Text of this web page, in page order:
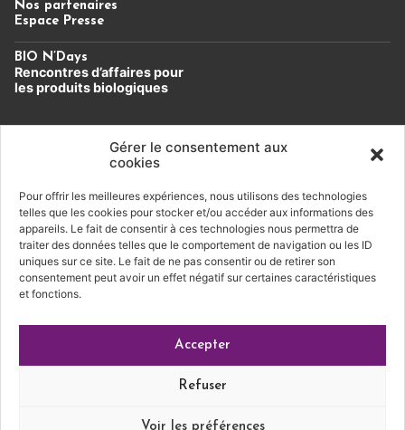
Gérer le consentement aux
cookies
Pour offrir les meilleures expériences, nous utilisons des technologies
telles que les cookies pour stocker et/ou accéder aux informations des
appareils. Le fait de consentir à ces technologies nous permettra de
traiter des données telles que le comportement de navigation ou les ID
uniques sur ce site. Le fait de ne pas consentir ou de retirer son
consentement peut avoir un effet négatif sur certaines caractéristiques
et fonctions.
Accepter
Refuser
Voir les préférences
Nos partenaires
Espace Presse
BIO N’Days
Rencontres d’affairespour
les produits biologiques
Un évènement du Cluster Bio
Auvergne-Rhône-Alpes.
Soutien financier
Conditions générales de vente |
Politique de confidentialité